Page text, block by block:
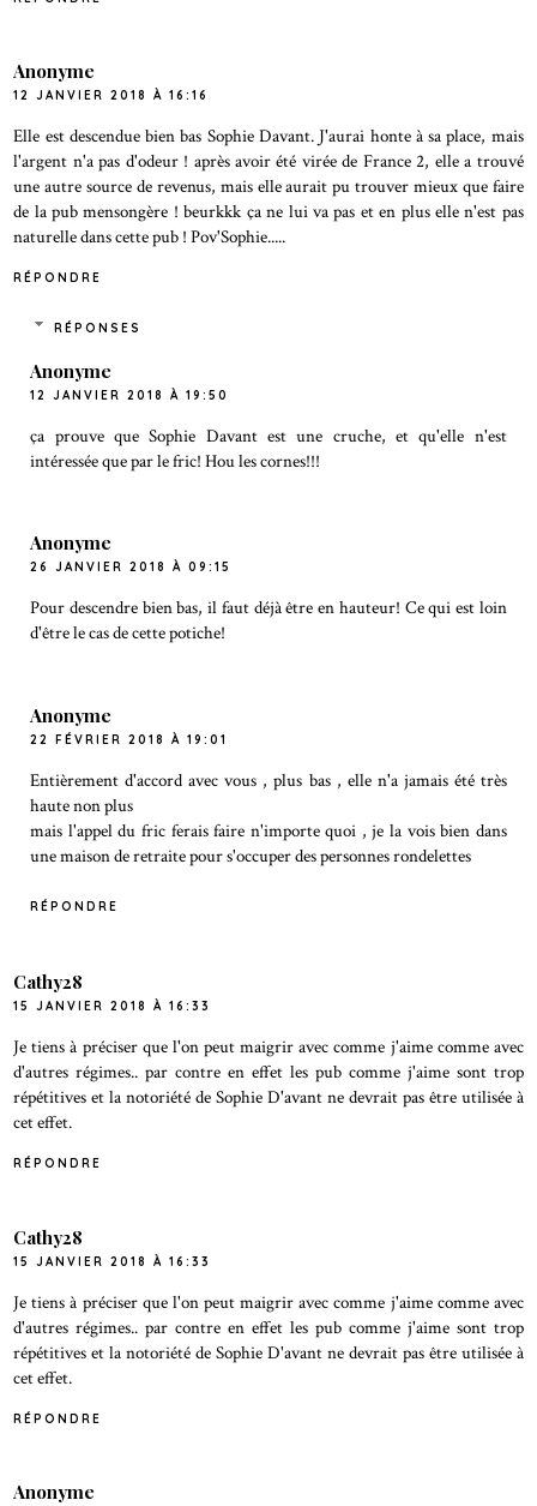
Anonyme
12 JANVIER 2018 À 16:16
Elle est descendue bien bas Sophie Davant. J'aurai honte à sa place, mais
l'argent n'a pas d'odeur ! après avoir été virée de France 2, elle a trouvé
une autre source de revenus, mais elle aurait pu trouver mieux que faire
de la pub mensongère ! beurkkk ça ne lui va pas et en plus elle n'est pas
naturelle dans cette pub ! Pov'Sophie.....
RÉPONDRE
RÉPONSES
Anonyme
12 JANVIER 2018 À 19:50
ça prouve que Sophie Davant est une cruche, et qu'elle n'est
intéressée que par le fric! Hou les cornes!!!
Anonyme
26 JANVIER 2018 À 09:15
Pour descendre bien bas, il faut déjà être en hauteur! Ce qui est loin
d'être le cas de cette potiche!
Anonyme
22 FÉVRIER 2018 À 19:01
Entièrement d'accord avec vous , plus bas , elle n'a jamais été très
haute non plus
mais l'appel du fric ferais faire n'importe quoi , je la vois bien dans
une maison de retraite pour s'occuper des personnes rondelettes
RÉPONDRE
Cathy28
15 JANVIER 2018 À 16:33
Je tiens à préciser que l'on peut maigrir avec comme j'aime comme avec
d'autres régimes.. par contre en effet les pub comme j'aime sont trop
répétitives et la notoriété de Sophie D'avant ne devrait pas être utilisée à
cet effet.
RÉPONDRE
Cathy28
15 JANVIER 2018 À 16:33
Je tiens à préciser que l'on peut maigrir avec comme j'aime comme avec
d'autres régimes.. par contre en effet les pub comme j'aime sont trop
répétitives et la notoriété de Sophie D'avant ne devrait pas être utilisée à
cet effet.
RÉPONDRE
Anonyme